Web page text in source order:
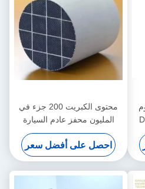
محتوى الكبريت 200 جزء في
المليون محفز عادم السيارة
ديزل Dpf تجديد لمولد السفن
احصل على أفضل سعر